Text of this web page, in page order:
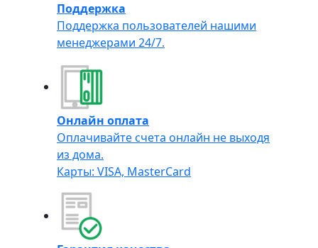
Поддержка
Поддержка пользователей нашими
менеджерами 24/7.
Онлайн оплата
Оплачивайте счета онлайн не выходя
из дома.
Карты: VISA, MasterCard